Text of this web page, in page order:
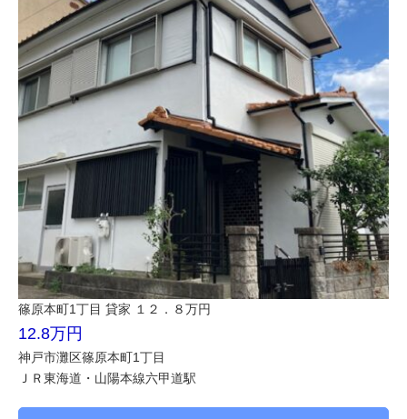
篠原本町1丁目 貸家 １２．８万円
12.8万円
神戸市灘区篠原本町1丁目
ＪＲ東海道・山陽本線六甲道駅